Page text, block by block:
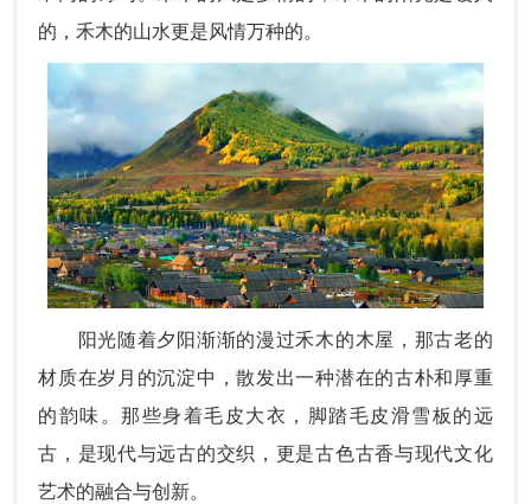
的，禾木的山水更是风情万种的。
阳光随着夕阳渐渐的漫过禾木的木屋，那古老的
材质在岁月的沉淀中，散发出一种潜在的古朴和厚重
的韵味。那些身着毛皮大衣，脚踏毛皮滑雪板的远
古，是现代与远古的交织，更是古色古香与现代文化
艺术的融合与创新。